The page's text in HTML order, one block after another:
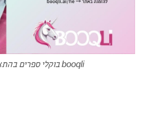
booqli בוקלי ספרים בהתאמה אישית לילדים